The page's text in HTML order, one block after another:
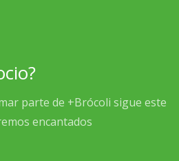
parte de +Brócoli sigue este
encantados